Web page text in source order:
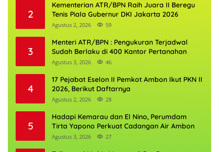
2
Kementerian ATR/BPN Raih Juara II Beregu
Tenis Piala Gubernur DKI Jakarta 2026
Agustus 2, 2026 59
3
Menteri ATR/BPN : Pengukuran Terjadwal
Sudah Berlaku di 400 Kantor Pertanahan
Agustus 3, 2026 46
4
17 Pejabat Eselon II Pemkot Ambon Ikut PKN II
2026, Berikut Daftarnya
Agustus 2, 2026 28
5
Hadapi Kemarau dan El Nino, Perumdam
Tirta Yapono Perkuat Cadangan Air Ambon
Agustus 3, 2026 27